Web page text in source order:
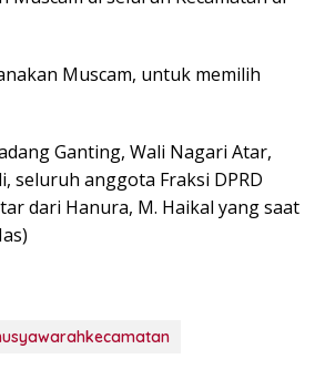
Muscam, untuk memilih
Ganting, Wali Nagari Atar,
seluruh anggota Fraksi DPRD
dari Hanura, M. Haikal yang saat